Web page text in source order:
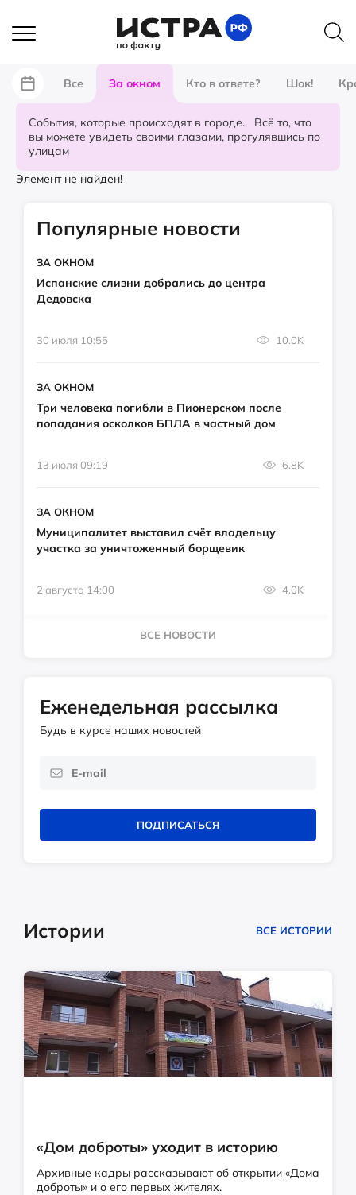
Все За окном Кто в ответе? Шок!
События, которые происходят в городе. Всё то, что
вы можете увидеть своими глазами, прогулявшись по
улицам
Элемент не найден!
Популярные новости
ЗА ОКНОМ
Испанские слизни добрались до центра
Дедовска
30 июля 10:55 10.0K
ЗА ОКНОМ
Три человека погибли в Пионерском после
попадания осколков БПЛА в частный дом
13 июля 09:19 6.8K
ЗА ОКНОМ
Муниципалитет выставил счёт владельцу
участка за уничтоженный борщевик
2 августа 14:00 4.0K
ВСЕ НОВОСТИ
Еженедельная рассылка
Будь в курсе наших новостей
ПОДПИСАТЬСЯ
Истории ВСЕ ИСТОРИИ
«Дом доброты» уходит в историю
Архивные кадры рассказывают об открытии «Дома
доброты» и о его первых жителях.